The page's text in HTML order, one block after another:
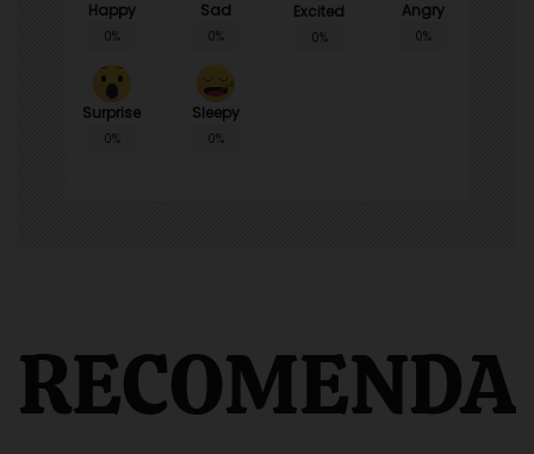
Happy
0%
Sad
0%
Excited
0%
Angry
0%
Surprise
0%
Sleepy
0%